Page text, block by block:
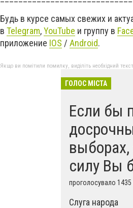
Будь в курсе самых свежих и
в Telegram,YouTube и группу в
приложение IOS / Android.
Якщо ви помітили помилку, виділіть необхідний
ГОЛОС МІСТА
Если бы
силу Вы
проголосувало 1435
Слуга народа